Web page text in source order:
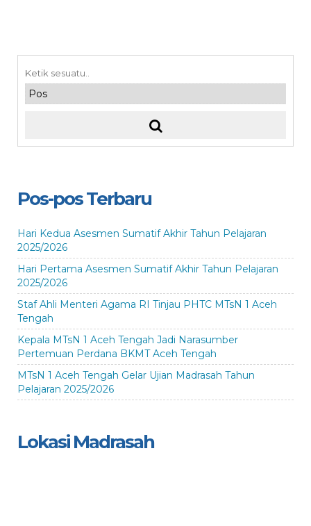
Pos-pos Terbaru
Hari Kedua Asesmen Sumatif Akhir Tahun Pelajaran
2025/2026
Hari Pertama Asesmen Sumatif Akhir Tahun Pelajaran
2025/2026
Staf Ahli Menteri Agama RI Tinjau PHTC MTsN 1 Aceh
Tengah
Kepala MTsN 1 Aceh Tengah Jadi Narasumber
Pertemuan Perdana BKMT Aceh Tengah
MTsN 1 Aceh Tengah Gelar Ujian Madrasah Tahun
Pelajaran 2025/2026
Lokasi Madrasah